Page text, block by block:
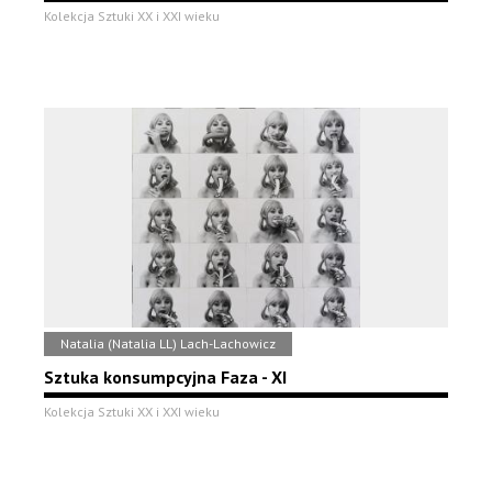
Kolekcja Sztuki XX i XXI wieku
Natalia (Natalia LL) Lach-Lachowicz
Sztuka konsumpcyjna Faza - XI
Kolekcja Sztuki XX i XXI wieku